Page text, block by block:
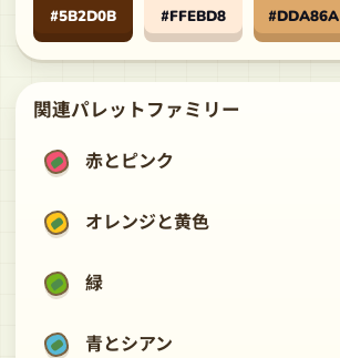
#5B2D0B #FFEBD8 #DDA86A
関連パレットファミリー
赤とピンク
オレンジと黄色
緑
青とシアン